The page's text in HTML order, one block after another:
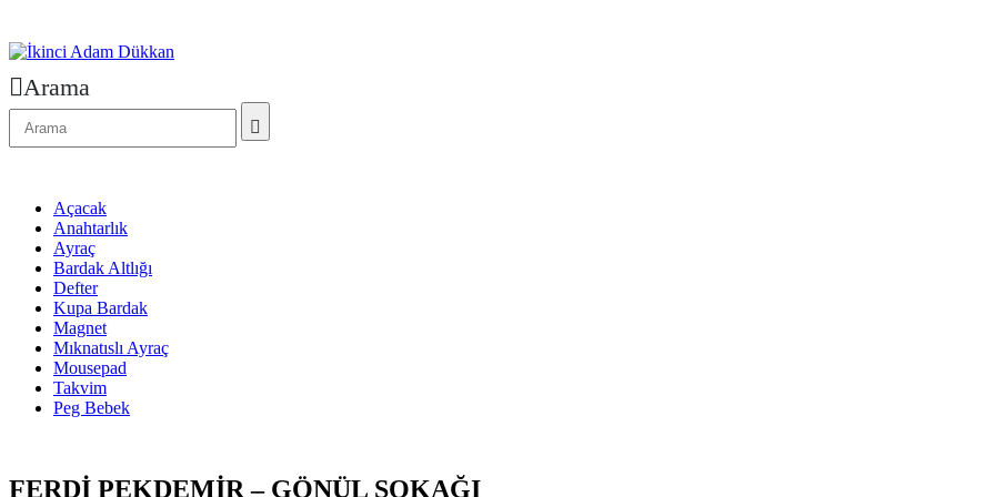
Arama
Açacak
Anahtarlık
Ayraç
Bardak Altlığı
Defter
Kupa Bardak
Magnet
Mıknatıslı Ayraç
Mousepad
Takvim
Peg Bebek
FERDİ PEKDEMİR – GÖNÜL SOKAĞI